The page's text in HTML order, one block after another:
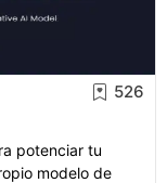
526
potenciar tu
modelo de